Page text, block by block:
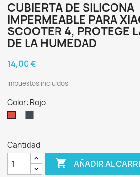
CUBIERTA DE SILICONA
IMPERMEABLE PARA
SCOOTER 4, PROTEGE
DE LA HUMEDAD
14,00 €
Impuestos incluidos
Color: Rojo
Cantidad
 AÑADIR AL